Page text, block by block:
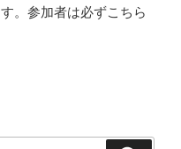
。参加者は必ずこちら